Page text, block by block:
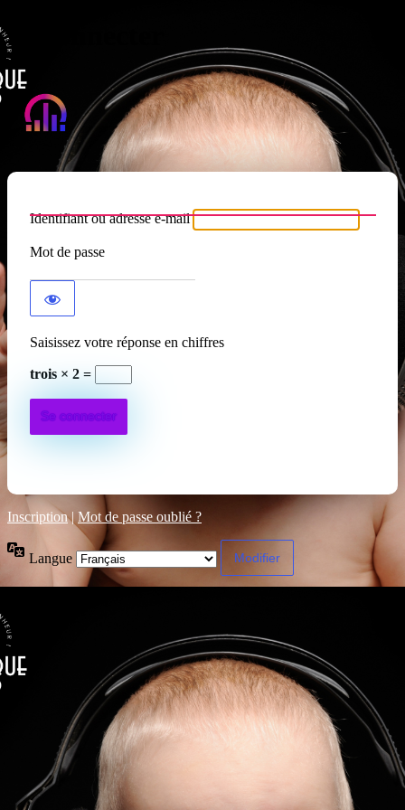
Se connecter
Atypique RADIO
Identifiant ou adresse e-mail
Mot de passe
Saisissez votre réponse en chiffres
trois × 2 =
Inscription| Mot de passe oublié ?
Langue